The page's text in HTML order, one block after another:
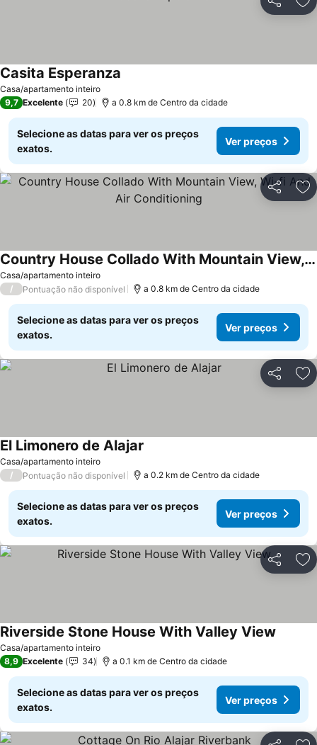
Partilhar
Casa/apartamento inteiro
Casita Esperanza
9,7 Excelente 20 a 0.8 km de Centro da cidade
Selecione as datas para ver os preços
exatos.
Ver preços
Partilhar
Casa/apartamento inteiro
Country House Collado With Mountain View, Wi-fi And Air Conditioning
Ver preços
/ Pontuação não disponível a 0.8 km de Centro da cidade
Selecione as datas para ver os preços
exatos.
Ver preços
Partilhar
Casa/apartamento inteiro
El Limonero de Alajar
/ Pontuação não disponível a 0.2 km de Centro da cidade
Selecione as datas para ver os preços
exatos.
Ver preços
Partilhar
Casa/apartamento inteiro
Riverside Stone House With Valley View
8,9 Excelente 34 a 0.1 km de Centro da cidade
Selecione as datas para ver os preços
exatos.
Ver preços